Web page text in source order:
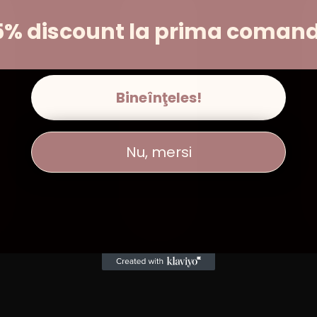
discount la prima
Bineînţeles!
Nu, mersi